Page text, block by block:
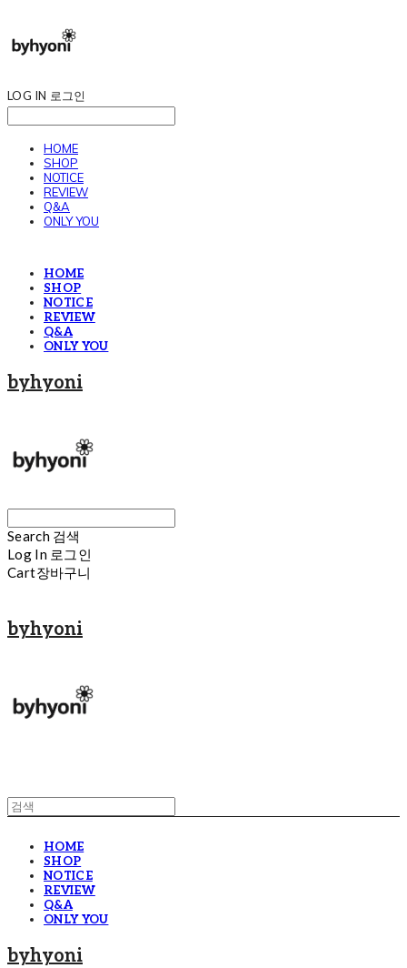
LOG IN 로그인
HOME
SHOP
NOTICE
REVIEW
Q&A
ONLY YOU
HOME
SHOP
NOTICE
REVIEW
Q&A
ONLY YOU
byhyoni
Search 검색
Log In 로그인
Cart장바구니
byhyoni
HOME
SHOP
NOTICE
REVIEW
Q&A
ONLY YOU
byhyoni